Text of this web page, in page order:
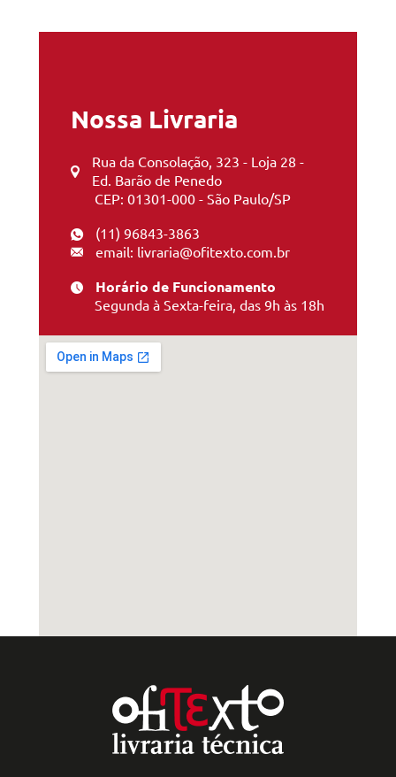
Nossa Livraria
Rua da Consolação, 323 - Loja 28 -
Ed. Barão de Penedo
CEP: 01301-000 - São Paulo/SP
(11) 96843-3863
email: livraria@ofitexto.com.br
Horário de Funcionamento
Segunda à Sexta-feira, das 9h às 18h